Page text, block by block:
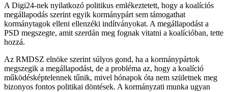
A Digi24-nek nyilatkozó politikus emlékeztetett, hogy a koalíciós
megállapodás szerint egyik kormánypárt sem támogathat
kormánytagok elleni ellenzéki indítványokat. A megállapodást a
PSD megszegte, amit szerdán meg fognak vitatni a koalícióban, tette
hozzá.
Az RMDSZ elnöke szerint súlyos gond, ha a kormánypártok
megszegik a megállapodást, de a probléma az, hogy a koalíció
működésképtelennek tűnik, mivel hónapok óta nem születnek meg
bizonyos fontos politikai döntések. A kormányzati munka ugyan